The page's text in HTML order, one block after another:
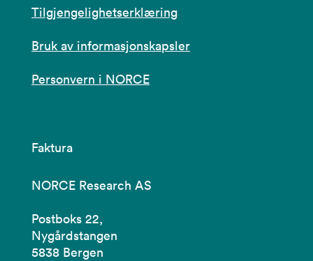
Tilgjengelighetserklæring
Bruk av informasjonskapsler
Personvern i NORCE
Faktura
NORCE Research AS
Postboks 22,
Nygårdstangen
5838 Bergen